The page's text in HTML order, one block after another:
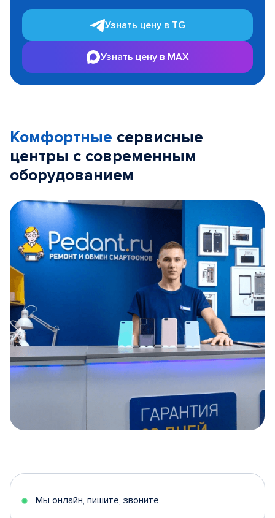
Узнать цену в TG
Узнать цену в MAX
Комфортные сервисные
центры с современным
оборудованием
5
Мы онлайн, пишите, звоните